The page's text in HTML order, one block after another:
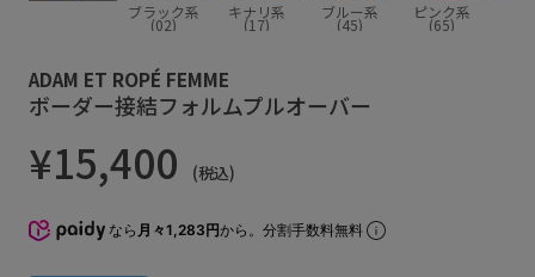
ブラック系
(02)
キナリ系
(17)
ブルー系
(45)
ピンク系
(65)
ADAM ET ROPÉ FEMME
ボーダー接結フォルムプルオーバー
¥15,400 (税込)
なら 月々1,283円から。分割手数料無料